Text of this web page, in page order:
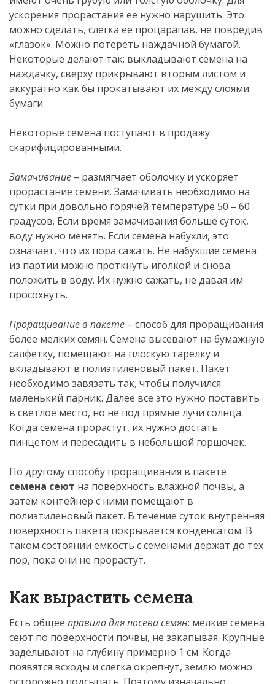
ускорения прорастания ее нужно нарушить. Это
можно сделать, слегка ее процарапав, не повредив
«глазок». Можно потереть наждачной бумагой.
Некоторые делают так: выкладывают семена на
наждачку, сверху прикрывают вторым листом и
аккуратно как бы прокатывают их между слоями
бумаги.
Некоторые семена поступают в продажу
скарифицированными.
Замачивание – размягчает оболочку и ускоряет
прорастание семени. Замачивать необходимо на
сутки при довольно горячей температуре 50 – 60
градусов. Если время замачивания больше суток,
воду нужно менять. Если семена набухли, это
означает, что их пора сажать. Не набухшие семена
из партии можно проткнуть иголкой и снова
положить в воду. Их нужно сажать, не давая им
просохнуть.
Проращивание в пакете – способ для проращивания
более мелких семян. Семена высевают на бумажную
салфетку, помещают на плоскую тарелку и
вкладывают в полиэтиленовый пакет. Пакет
необходимо завязать так, чтобы получился
маленький парник. Далее все это нужно поставить
в светлое место, но не под прямые лучи солнца.
Когда семена прорастут, их нужно достать
пинцетом и пересадить в небольшой горшочек.
По другому способу проращивания в пакете
семена сеют на поверхность влажной почвы, а
затем контейнер с ними помещают в
полиэтиленовый пакет. В течение суток внутренняя
поверхность пакета покрывается конденсатом. В
таком состоянии емкость с семенами держат до тех
пор, пока они не прорастут.
Как вырастить семена
Есть общее правило для посева семян: мелкие семена
сеют по поверхности почвы, не закапывая. Крупные
заделывают на глубину примерно 1 см. Когда
появятся всходы и слегка окрепнут, землю можно